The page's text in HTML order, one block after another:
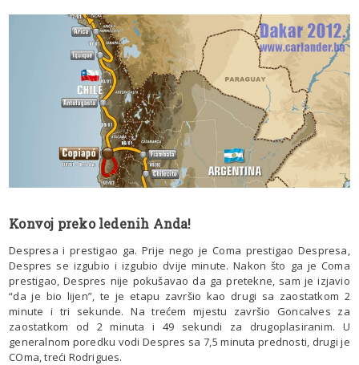
Konvoj preko ledenih Anda!
Despresa i prestigao ga. Prije nego je Coma prestigao Despresa,
Despres se izgubio i izgubio dvije minute. Nakon što ga je Coma
prestigao, Despres nije pokušavao da ga pretekne, sam je izjavio
“da je bio lijen”, te je etapu završio kao drugi sa zaostatkom 2
minute i tri sekunde. Na trećem mjestu završio Goncalves za
zaostatkom od 2 minuta i 49 sekundi za drugoplasiranim. U
generalnom poredku vodi Despres sa 7,5 minuta prednosti, drugi je
COma, treći Rodrigues.